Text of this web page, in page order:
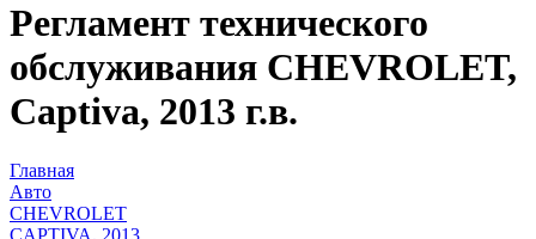
Регламент технического
обслуживания CHEVROLET,
Captiva, 2013 г.в.
Главная
Авто
CHEVROLET
CAPTIVA, 2013